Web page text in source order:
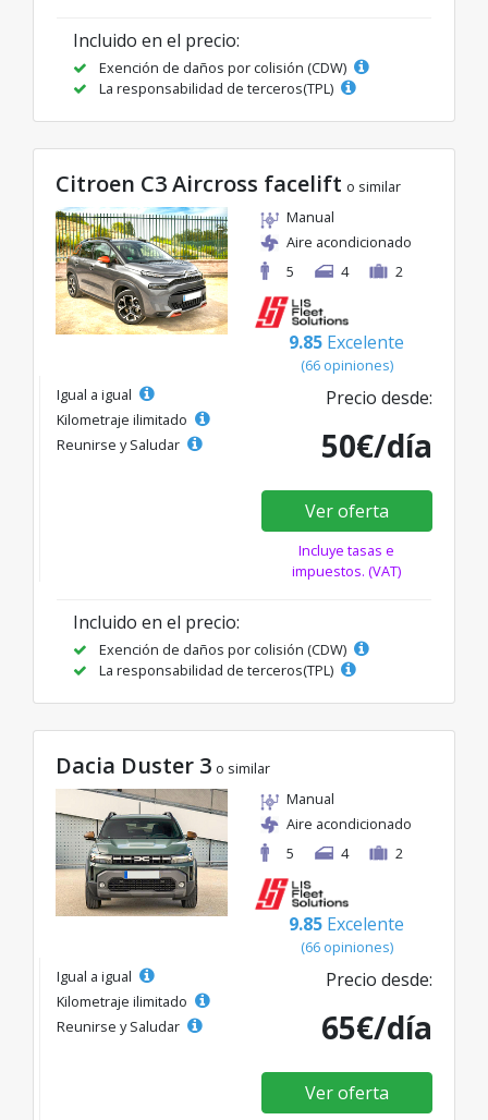
Incluido en el precio:
Exención de daños por colisión (CDW)
La responsabilidad de terceros(TPL)
Citroen C3 Aircross facelift o similar
Manual
Aire acondicionado
5
4 2
9.85 Excelente
(66 opiniones)
Igual a igual
Kilometraje ilimitado
Reunirse y Saludar
Precio desde:
50€/día
Ver oferta
Incluye tasas e
impuestos. (VAT)
Incluido en el precio:
Exención de daños por colisión (CDW)
La responsabilidad de terceros(TPL)
Dacia Duster 3 o similar
Manual
Aire acondicionado
5
4 2
9.85 Excelente
(66 opiniones)
Igual a igual
Kilometraje ilimitado
Reunirse y Saludar
Precio desde:
65€/día
Ver oferta